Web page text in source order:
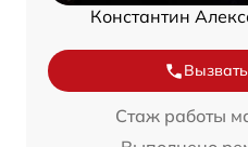
Константин
Стаж работы